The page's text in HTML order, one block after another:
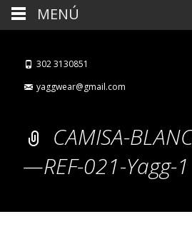
302 3130851
yaggwear@gmail.com
CAMISA-
—REF-021-Yagg-1
MENÚ